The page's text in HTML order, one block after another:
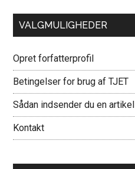
VALGMULIGHEDER
Opret forfatterprofil
Betingelser for brug af TJET
Sådan indsender du en artikel
Kontakt